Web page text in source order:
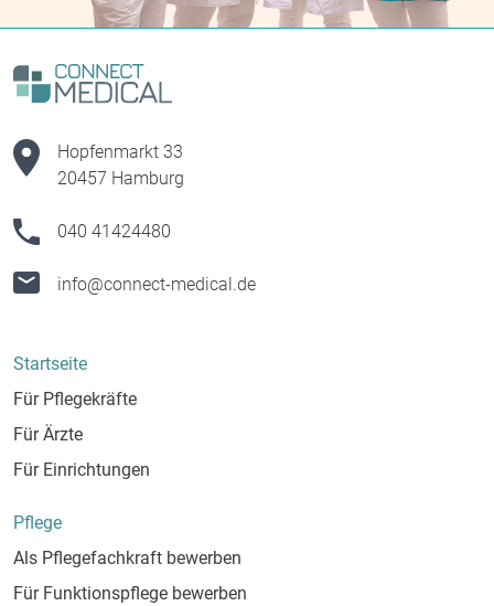
& Konditionen
Schnell & unkompliziert zu Ihrer Traumstelle
Auch langfristig sind wir als Karrierespezialist für Sie
da
Hopfenmarkt 33
20457 Hamburg
040 41424480
info@connect-medical.de
Startseite
Für Pflegekräfte
Für Ärzte
Für Einrichtungen
Pflege
Als Pflegefachkraft bewerben
Für Funktionspflege bewerben